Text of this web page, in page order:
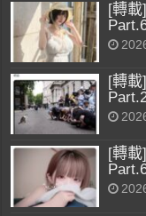
[轉
[轉
[轉